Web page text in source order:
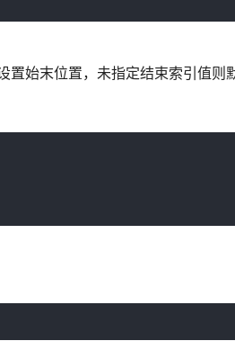
始末位置，未指定结束索引值则